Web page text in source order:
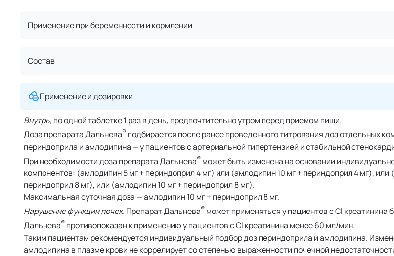
Применение при беременности и кормлении
Состав
Применение и дозировки
Внутрь, по одной таблетке 1 раз в день, предпочтительно утром перед приемом пищи.
Доза препарата Дальнева® подбирается после ранее проведенного титрования доз отдельных
периндоприла и амлодипина — у пациентов с артериальной гипертензией и стабильной
При необходимости доза препарата Дальнева® может быть изменена на основании
компонентов: (амлодипин 5 мг + периндоприл 4 мг) или (амлодипин 10 мг + периндоприл 4 мг), или
периндоприл 8 мг), или (амлодипин 10 мг + периндоприл 8 мг).
Максимальная суточная доза — амлодипин 10 мг + периндоприл 8 мг.
Нарушение функции почек. Препарат Дальнева® может применяться у пациентов с Cl
Дальнева® противопоказан к применению у пациентов с Cl креатинина менее 60 мл/мин.
Таким пациентам рекомендуется индивидуальный подбор доз периндоприла и амлодипина.
амлодипина в плазме крови не коррелирует со степенью выраженности почечной